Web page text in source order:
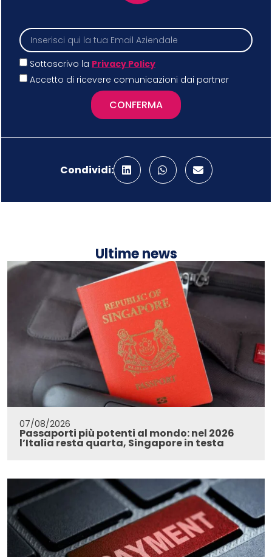
Sottoscrivo la Privacy Policy
Accetto di ricevere comunicazioni dai partner
CONFERMA
Condividi:
Ultime news
07/08/2026
Passaporti più potenti al mondo: nel 2026
l’Italia resta quarta, Singapore in testa